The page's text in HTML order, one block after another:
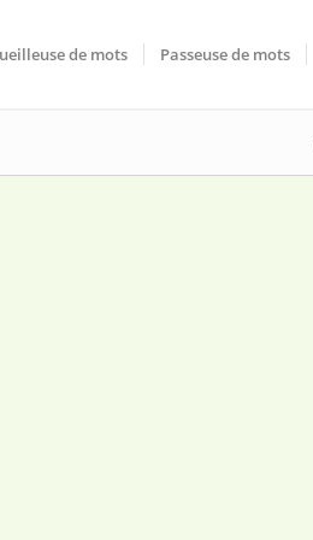
de mots Passeuse de mots